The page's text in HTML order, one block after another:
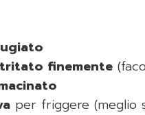
finemente
per friggere (meglio